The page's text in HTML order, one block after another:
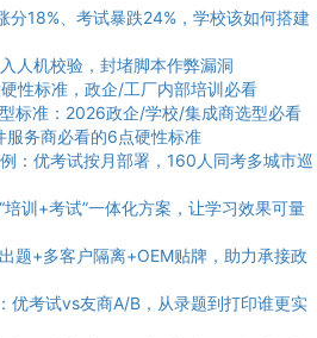
分18%、考试暴跌24%，学校该如何搭建
人机校验，封堵脚本作弊漏洞
性标准，政企/工厂内部培训必看
标准：2026政企/学校/集成商选型必看
务商必看的6点硬性标准
：优考试按月部署，160人同考多城市巡
训+考试”一体化方案，让学习效果可量
题+多客户隔离+OEM贴牌，助力承接政
优考试vs友商A/B，从录题到打印谁更实